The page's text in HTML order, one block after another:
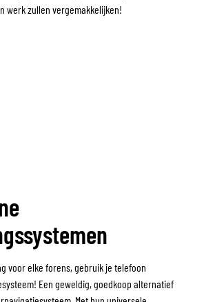
werk zullen vergemakkelijken!
voor elke forens, gebruik je telefoon
Een geweldig, goedkoop alternatief